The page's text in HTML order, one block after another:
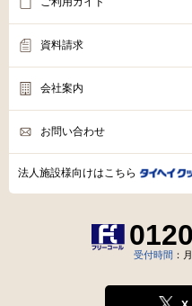
資料請求
会社案内
お問い合わせ
法人施設様向けはこちら
受付時間 ：